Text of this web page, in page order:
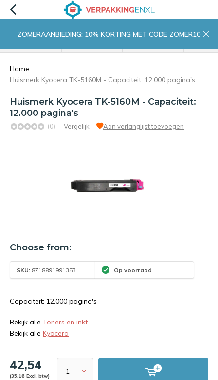
ZOMERAANBIEDING: 10% KORTING MET CODE ZOMER10
Home
Huismerk Kyocera TK-5160M - Capaciteit: 12.000 pagina's
Huismerk Kyocera TK-5160M - Capaciteit:
12.000 pagina's
(0) Vergelijk Aan verlanglijst toevoegen
Choose from:
SKU: 8718891991353 Op voorraad
Capaciteit: 12.000 pagina's
Bekijk alle Toners en inkt
Bekijk alle Kyocera
42,54
(35,16 Excl. btw)